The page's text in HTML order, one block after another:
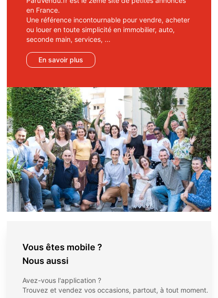
en France.
Une référence incontournable pour vendre, acheter
ou louer en toute simplicité en immobilier, auto,
seconde main, services, ...
En savoir plus
Vous êtes mobile ?
Nous aussi
Avez-vous l'application ?
Trouvez et vendez vos occasions, partout, à tout moment.